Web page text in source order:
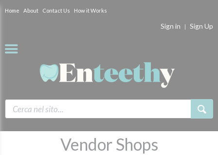
Home About Contact Us How it Works
Sign in Sign Up
Vendor Shops